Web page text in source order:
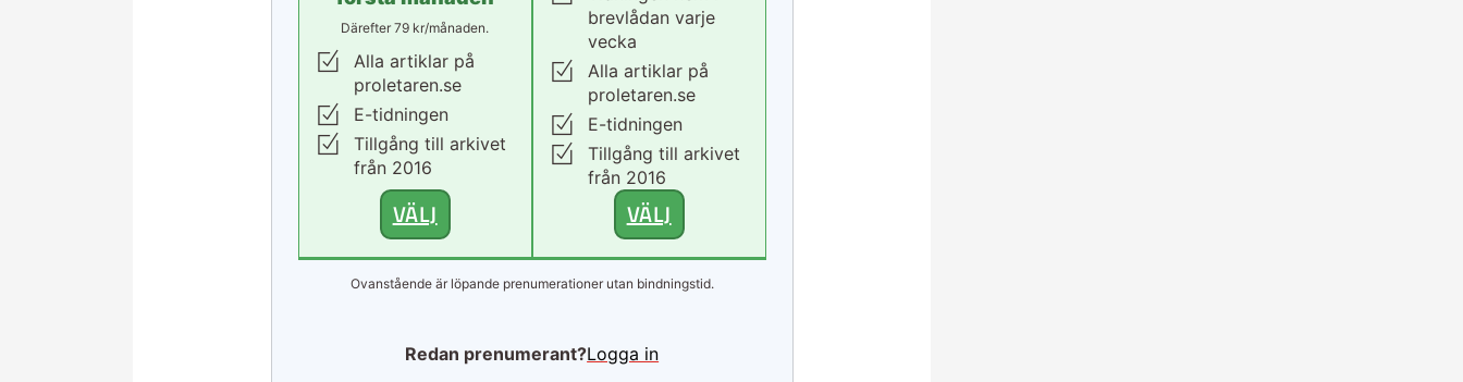
Därefter 79 kr/månaden.
Alla artiklar på
proletaren.se
E-tidningen
Tillgång till arkivet
från 2016
VÄLJ
brevlådan varje
vecka
Alla artiklar på
proletaren.se
E-tidningen
Tillgång till arkivet
från 2016
VÄLJ
Ovanstående är löpande prenumerationer utan bindningstid.
Redan prenumerant?Logga in